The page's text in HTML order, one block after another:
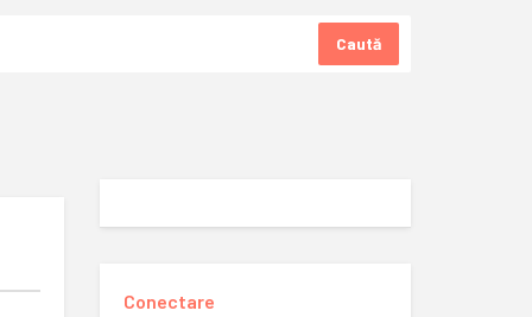
Caută
Conectare